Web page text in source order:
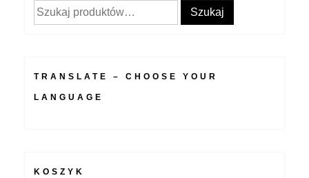
Szukaj: Szukaj
TRANSLATE – CHOOSE YOUR
LANGUAGE
KOSZYK